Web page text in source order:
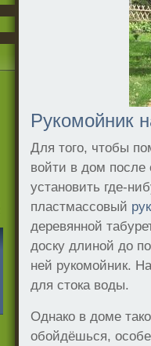
Рукомойник
Для того, чтобы
войти в дом после
установить где-
пластмассовый
деревянной
доску длиной до
ней рукомойник.
для стока воды.
Однако в доме
обойдёшься,